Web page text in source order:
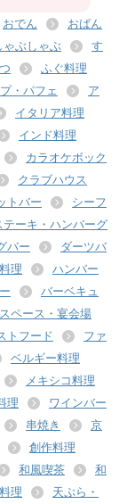
おでん
おばん
ゃぶしゃぶ
す
ふぐ料理
・パフェ
ア
イタリア料理
インド料理
カラオケボック
クラブハウス
トバー
シーフ
テーキ・ハンバーグ
バー
ダーツバ
理
ハンバー
バーベキュ
ペース・宴会場
トフード
ファ
ベルギー料理
メキシコ料理
理
ワインバー
串焼き
京
創作料理
和風喫茶
和
理
天ぷら・